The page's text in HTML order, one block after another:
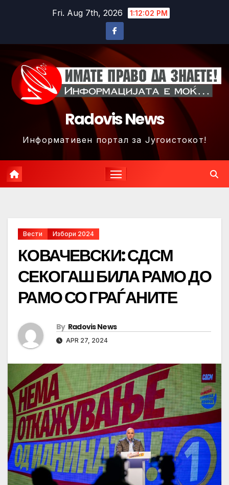
Fri. Aug 7th, 2026 1:12:05 PM
Radovis News
Информативен портал за Југоистокот!
Вести Избори 2024
КОВАЧЕВСКИ: СДСМ
СЕКОГАШ БИЛА РАМО ДО
РАМО СО ГРАЃАНИТЕ
By Radovis News
APR 27, 2024